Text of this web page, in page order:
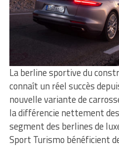
La berline sportive du
connaît un réel succès
nouvelle variante de
la différencie nettement
segment des berlines de
Sport Turismo bénéficient